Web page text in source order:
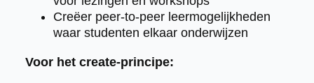
Creëer peer-to-peer leermogelijkheden
waar studenten elkaar onderwijzen
Voor het create-principe: